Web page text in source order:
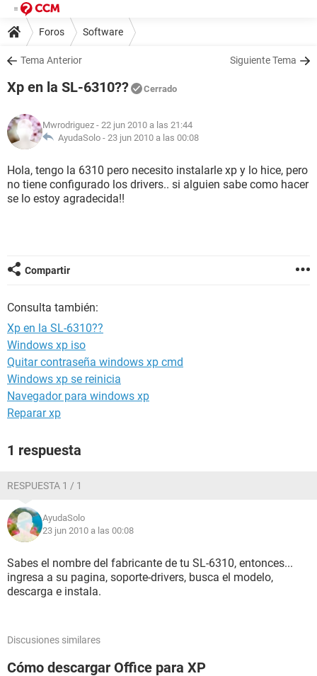
Foros Software
Tema Anterior Siguiente Tema
Xp en la SL-6310?? Cerrado
Mwrodriguez - 22 jun 2010 a las 21:44
AyudaSolo - 23 jun 2010 a las 00:08
Hola, tengo la 6310 pero necesito instalarle xp y lo hice, pero
no tiene configurado los drivers.. si alguien sabe como hacer
se lo estoy agradecida!!
Compartir
Consulta también:
Xp en la SL-6310??
Windows xp iso
Quitar contraseña windows xp cmd
Windows xp se reinicia
Navegador para windows xp
Reparar xp
1 respuesta
RESPUESTA 1 / 1
AyudaSolo
23 jun 2010 a las 00:08
Sabes el nombre del fabricante de tu SL-6310, entonces...
ingresa a su pagina, soporte-drivers, busca el modelo,
descarga e instala.
Discusiones similares
Cómo descargar Office para XP